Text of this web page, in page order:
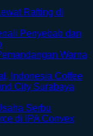
Rafting di
Penyebab dan
No
Comments
Furnitur
Kayu
Keropos?
Kenali
Warna
Indonesia Coffee
City Surabaya
Serbu
di IPA Convex